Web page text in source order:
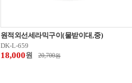
원적외선세라믹구이(물받이대,중)
DK-L-659
18,000원 20,700원